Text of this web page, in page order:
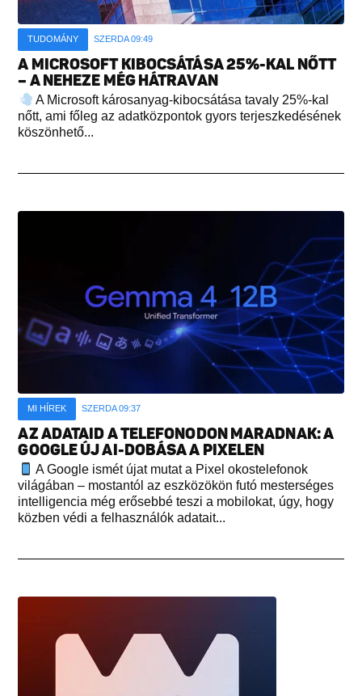
TUDOMÁNY SZERDA 09:49
A MICROSOFT KIBOCSÁTÁSA 25%-KAL NŐTT
– A NEHEZE MÉG HÁTRAVAN
A Microsoft károsanyag-kibocsátása tavaly 25%-kal
nőtt, ami főleg az adatközpontok gyors terjeszkedésének
köszönhető...
MI HÍREK SZERDA 09:37
AZ ADATAID A TELEFONODON MARADNAK: A
GOOGLE ÚJ AI-DOBÁSA A PIXELEN
A Google ismét újat mutat a Pixel okostelefonok
világában – mostantól az eszközökön futó mesterséges
intelligencia még erősebbé teszi a mobilokat, úgy, hogy
közben védi a felhasználók adatait...